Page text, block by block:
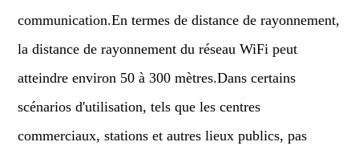
communication.En termes de distance de rayonnement,
la distance de rayonnement du réseau WiFi peut
atteindre environ 50 à 300 mètres.Dans certains
scénarios d'utilisation, tels que les centres
commerciaux, stations et autres lieux publics, pas